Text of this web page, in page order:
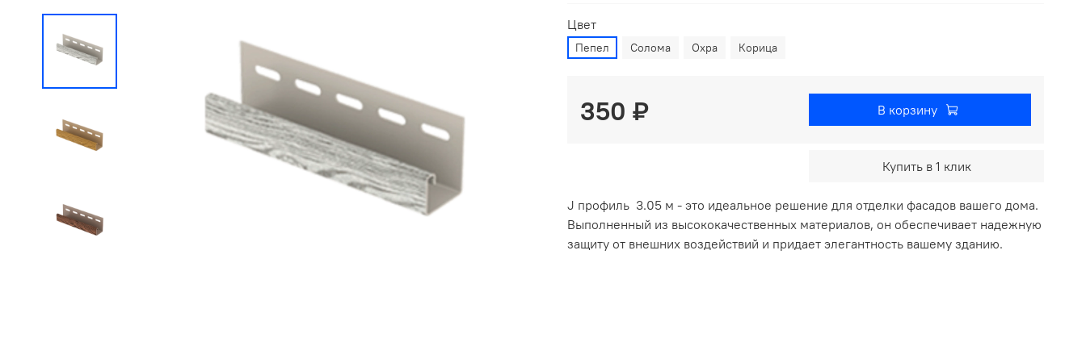
Цвет
Пепел Солома Охра Корица
350 ₽ В корзину
Купить в 1 клик
J профиль 3.05 м - это идеальное решение для отделки фасадов вашего дома.
Выполненный из высококачественных материалов, он обеспечивает надежную
защиту от внешних воздействий и придает элегантность вашему зданию.